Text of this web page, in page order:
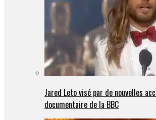
Jared Leto visé par de nouvelles
documentaire de la BBC